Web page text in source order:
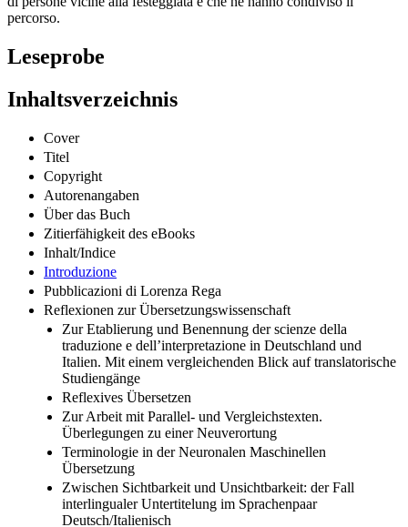
percorso.
Leseprobe
Inhaltsverzeichnis
Cover
Titel
Copyright
Autorenangaben
Über das Buch
Zitierfähigkeit des eBooks
Inhalt/Indice
Introduzione
Pubblicazioni di Lorenza Rega
Reflexionen zur Übersetzungswissenschaft
Zur Etablierung und Benennung der scienze della
traduzione e dell’interpretazione in Deutschland und
Italien. Mit einem vergleichenden Blick auf translatorische
Studiengänge
Reflexives Übersetzen
Zur Arbeit mit Parallel- und Vergleichstexten.
Überlegungen zu einer Neuverortung
Terminologie in der Neuronalen Maschinellen
Übersetzung
Zwischen Sichtbarkeit und Unsichtbarkeit: der Fall
interlingualer Untertitelung im Sprachenpaar
Deutsch/Italienisch